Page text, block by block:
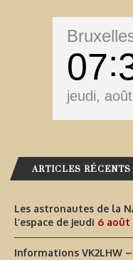
07
jeudi,
ARTICLES RÉCENTS
Les astronautes de la
l’espace de jeudi 6 août
Informations VK2LHW